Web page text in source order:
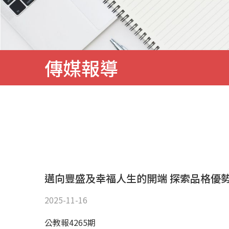
傳媒報導
邁向豐盛及幸福人生的開端 探索品格優
2025-11-16
公教報4265期